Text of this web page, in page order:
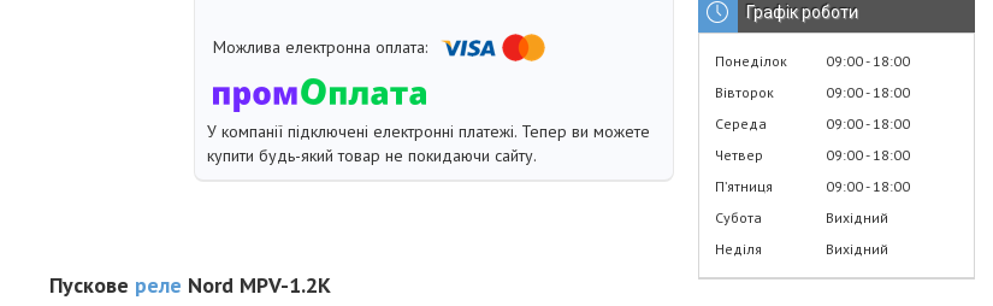
У компанії підключені електронні платежі. Тепер ви можете
купити будь-який товар не покидаючи сайту.
Пускове реле Nord MPV-1.2K
Графік роботи
Понеділок 09:00 18:00
Вівторок
09:00 18:00
Середа
09:00 18:00
Четвер
09:00 18:00
Пʼятниця
09:00 18:00
Субота
Вихідний
Неділя
Вихідний